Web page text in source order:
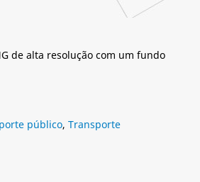
de alta resolução com um fundo
público, Transporte